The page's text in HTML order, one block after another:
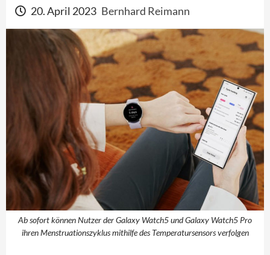
20. April 2023 Bernhard Reimann
Ab sofort können Nutzer der Galaxy Watch5 und Galaxy Watch5 Pro
ihren Menstruationszyklus mithilfe des Temperatursensors verfolgen